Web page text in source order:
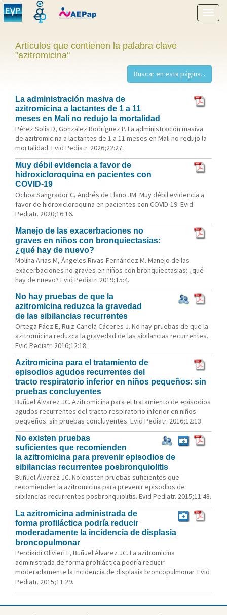
menú
Artículos que contienen la palabra clave
"azitromicina"
La administración masiva de
azitromicina a lactantes de 1 a 11
meses en Mali no redujo la mortalidad
Pérez Solís D, González Rodríguez P. La administración masiva
de azitromicina a lactantes de 1 a 11 meses en Mali no redujo la
mortalidad. Evid Pediatr. 2026;22:27.
Muy débil evidencia a favor de
hidroxicloroquina en pacientes con
COVID-19
Ochoa Sangrador C, Andrés de Llano JM. Muy débil evidencia a
favor de hidroxicloroquina en pacientes con COVID-19. Evid
Pediatr. 2020;16:16.
Manejo de las exacerbaciones no
graves en niños con bronquiectasias:
¿qué hay de nuevo?
Molina Arias M, Ángeles Rivas-Fernández M. Manejo de las
exacerbaciones no graves en niños con bronquiectasias: ¿qué
hay de nuevo? Evid Pediatr. 2019;15:4.
No hay pruebas de que la
azitromicina reduzca la gravedad
de las sibilancias recurrentes
Ortega Páez E, Ruiz-Canela Cáceres J. No hay pruebas de que la
azitromicina reduzca la gravedad de las sibilancias recurrentes.
Evid Pediatr. 2016;12:18.
Azitromicina para el tratamiento de
episodios agudos recurrentes del
tracto respiratorio inferior en niños pequeños: sin
pruebas concluyentes
Buñuel Álvarez JC. Azitromicina para el tratamiento de episodios
agudos recurrentes del tracto respiratorio inferior en niños
pequeños: sin pruebas concluyentes. Evid Pediatr. 2016;12:13.
No existen pruebas
suficientes que recomienden
la azitromicina para prevenir episodios de
sibilancias recurrentes posbronquiolitis
Buñuel Álvarez JC. No existen pruebas suficientes que
recomienden la azitromicina para prevenir episodios de
sibilancias recurrentes posbronquiolitis. Evid Pediatr. 2015;11:48.
La azitromicina administrada de
forma profiláctica podría reducir
moderadamente la incidencia de displasia
broncopulmonar
Perdikidi Olivieri L, Buñuel Álvarez JC. La azitromicina
administrada de forma profiláctica podría reducir
moderadamente la incidencia de displasia broncopulmonar. Evid
Pediatr. 2015;11:29.